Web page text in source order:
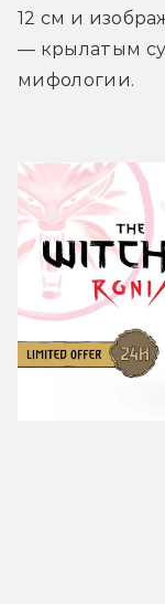
12 см и
— крылатым
мифологии.